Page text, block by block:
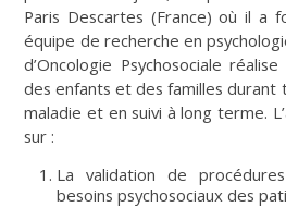
Paris Descartes (France) où il a
équipe de recherche en
d’Oncologie Psychosociale
des enfants et des familles
maladie et en suivi à long terme.
sur :
La validation de
besoins psychosociaux des